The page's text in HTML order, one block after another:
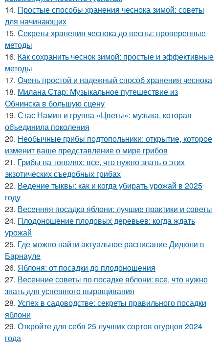
14. Простые способы хранения чеснока зимой: советы
для начинающих
15. Секреты хранения чеснока до весны: проверенные
методы
16. Как сохранить чеснок зимой: простые и эффективные
методы
17. Очень простой и надежный способ хранения чеснока
18. Милана Стар: Музыкальное путешествие из
Обнинска в большую сцену
19. Стас Намин и группа «Цветы»: музыка, которая
объединила поколения
20. Необычные грибы подтопольники: открытие, которое
изменит ваше представление о мире грибов
21. Грибы на тополях: все, что нужно знать о этих
экзотических съедобных грибах
22. Ведение тыквы: как и когда убирать урожай в 2025
году
23. Весенняя посадка яблони: лучшие практики и советы
24. Плодоношение плодовых деревьев: когда ждать
урожай
25. Где можно найти актуальное расписание Дидюли в
Барнауле
26. Яблоня: от посадки до плодоношения
27. Весенние советы по посадке яблони: все, что нужно
знать для успешного выращивания
28. Успех в садоводстве: секреты правильного посадки
яблони
29. Откройте для себя 25 лучших сортов огурцов 2024
года